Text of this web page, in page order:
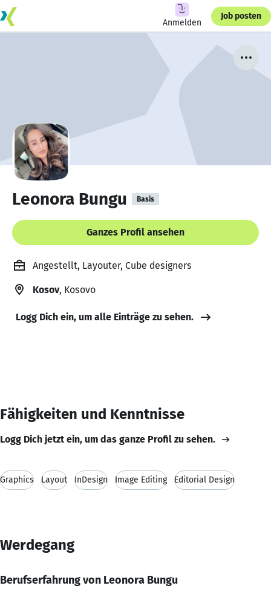
Anmelden
Job posten
Leonora Bungu Basis
Ganzes Profil ansehen
Angestellt, Layouter, Cube designers
Kosov, Kosovo
Logg Dich ein, um alle Einträge zu sehen.
Fähigkeiten und Kenntnisse
Logg Dich jetzt ein, um das ganze Profil zu sehen.
Graphics Layout InDesign Image Editing Editorial Design
Werdegang
Berufserfahrung von Leonora Bungu